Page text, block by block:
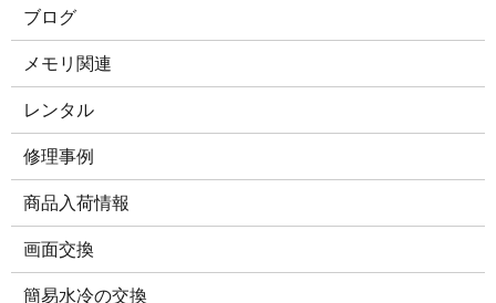
ブログ
メモリ関連
レンタル
修理事例
商品入荷情報
画面交換
簡易水冷の交換